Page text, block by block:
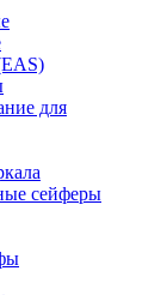
для
сейферы